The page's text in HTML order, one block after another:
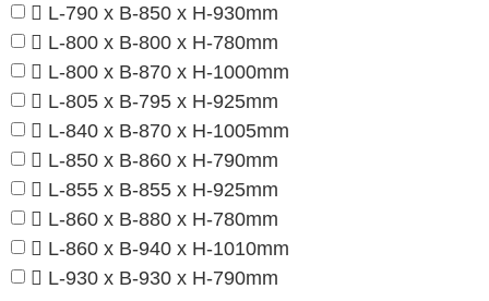
L-790 x B-850 x H-930mm
L-800 x B-800 x H-780mm
L-800 x B-870 x H-1000mm
L-805 x B-795 x H-925mm
L-840 x B-870 x H-1005mm
L-850 x B-860 x H-790mm
L-855 x B-855 x H-925mm
L-860 x B-880 x H-780mm
L-860 x B-940 x H-1010mm
L-930 x B-930 x H-790mm